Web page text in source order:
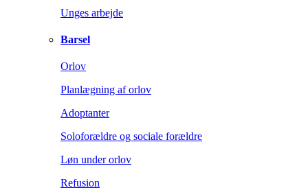
Unges arbejde
Barsel
Orlov
Planlægning af orlov
Adoptanter
Soloforældre og sociale forældre
Løn under orlov
Refusion